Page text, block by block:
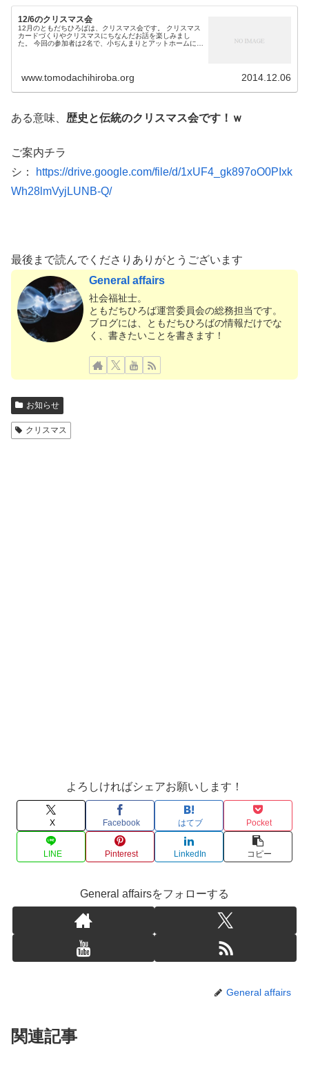
12/6のクリスマス会
12月のともだちひろばは、クリスマス会です。 クリスマス
カードづくりやクリスマスにちなんだお話を楽しみまし
た。 今回の参加者は2名で、小ぢんまりとアットホームに、
www.tomodachihiroba.org 2014.12.06
ある意味、 歴史と伝統のクリスマス会です！ｗ
ご案内チラ
シ：
https://drive.google.com/file/d/1xUF4_gk897oO0PIxk
Wh28lmVyjLUNB-Q/
最後まで読んでくださりありがとうございます
General affairs
社会福祉士。
ともだちひろば運営委員会の総務担当です。
ブログには、ともだちひろばの情報だけでな
く、書きたいことを書きます！
お知らせ
クリスマス
よろしければシェアお願いします！
X Facebook はてブ Pocket
LINE Pinterest LinkedIn コピー
General affairsをフォローする
General affairs
関連記事